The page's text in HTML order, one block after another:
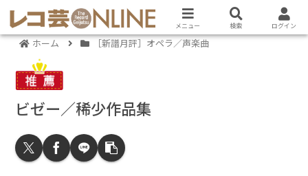
ホーム ［新譜月評］オペラ／声楽曲
ビゼー／稀少作品集
メニュー 検索 ログイン